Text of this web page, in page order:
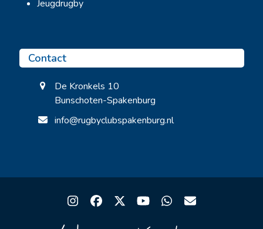
Jeugdrugby
Contact
De Kronkels 10
Bunschoten-Spakenburg
info@rugbyclubspakenburg.nl
Instagram
Facebook
TwitterYouTubeWhatsapp
Email